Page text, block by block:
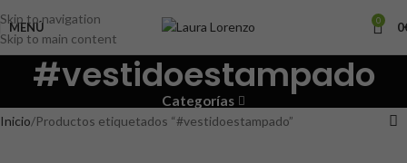
Skip to navigation
Skip to main content
MENÚ 0 0
#vestidoestampado
Categorías
Inicio Productos etiquetados “#vestidoestampado”